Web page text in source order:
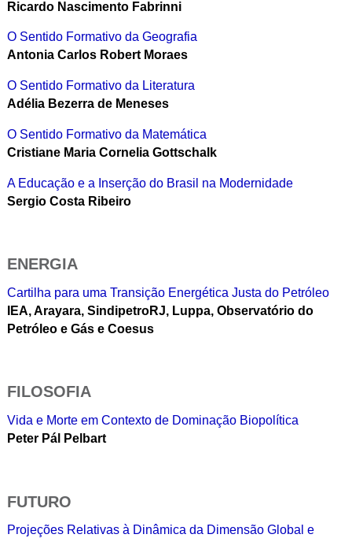
Ricardo Nascimento Fabrinni
O Sentido Formativo da Geografia
Antonia Carlos Robert Moraes
O Sentido Formativo da Literatura
Adélia Bezerra de Meneses
O Sentido Formativo da Matemática
Cristiane Maria Cornelia Gottschalk
A Educação e a Inserção do Brasil na Modernidade
Sergio Costa Ribeiro
ENERGIA
Cartilha para uma Transição Energética Justa do Petróleo
IEA, Arayara, SindipetroRJ, Luppa, Observatório do
Petróleo e Gás e Coesus
FILOSOFIA
Vida e Morte em Contexto de Dominação Biopolítica
Peter Pál Pelbart
FUTURO
Projeções Relativas à Dinâmica da Dimensão Global e